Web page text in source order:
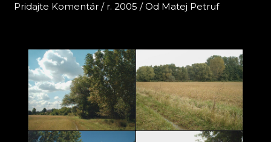
Pridajte Komentár / r. 2005 / Od Matej Petruf